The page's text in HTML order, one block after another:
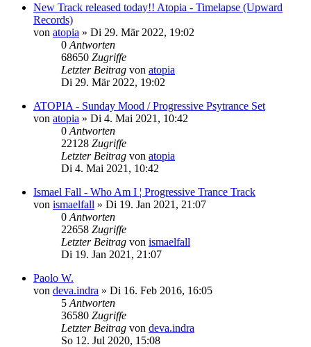
New Track released today!! Atopia - Timelapse (Upward
Records)
von atopia » Di 29. Mär 2022, 19:02
0 Antworten
68650 Zugriffe
Letzter Beitrag von atopia
Di 29. Mär 2022, 19:02
ATOPIA - Sunday Mood / Progressive Psytrance Set
von atopia » Di 4. Mai 2021, 10:42
0 Antworten
22128 Zugriffe
Letzter Beitrag von atopia
Di 4. Mai 2021, 10:42
Ismael Fall - Who Am I ¦ Progressive Trance Track
von ismaelfall » Di 19. Jan 2021, 21:07
0 Antworten
22658 Zugriffe
Letzter Beitrag von ismaelfall
Di 19. Jan 2021, 21:07
Paolo W.
von deva.indra » Di 16. Feb 2016, 16:05
5 Antworten
36580 Zugriffe
Letzter Beitrag von deva.indra
So 12. Jul 2020, 15:08